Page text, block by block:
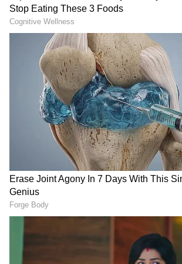
LATEST VIDEOS
"ರಾಜಕೀಯ ಬೇಡ, ಸಿನಿಮಾನೇ ಪ್ರಾಣ":
ಕನಕೋತ್ಸವದಲ್ಲಿ ರಿಷಬ್ ಶೆಟ್ಟಿ | Rishab
Shetty speech | Suvarna News
ಶೇ.50 ರಿಂದ ಶೇ.18 ಕ್ಕೆ TAX ಇಳಿಕೆ:
ಟ್ರಂಪ್ ಐತಿಹಾಸಿಕ ಒಪ್ಪಂದ | India US
Trade Deal | Party Rounds